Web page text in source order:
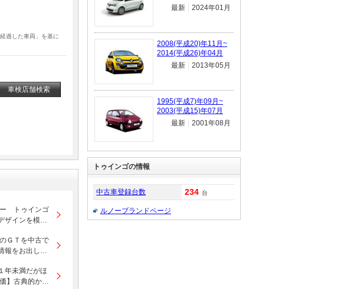
過した車両」を基に
車検店舗検索
ー トゥインゴ
ザインを模倣
ＧＴを中古で
報をお出しし
年未満だがほ
最新
2024年01月
2008(平成20)年11月~
2014(平成26)年04月
最新
2013年05月
1995(平成7)年09月~
2003(平成15)年07月
最新
2001年08月
トゥインゴの情報
中古車登録台数 234 台
ルノーブランドページ